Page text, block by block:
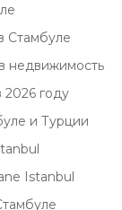
Стамбуле
недвижимость
году
и Турции
Istanbul